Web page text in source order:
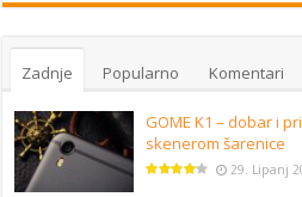
Zadnje Popularno Komentari
GOME K1 – dobar i
skenerom šarenice
29. Lipanj